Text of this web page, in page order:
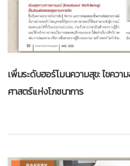
เพิ่มระดับฮอร์โมนความสุข: ไขคว
ศาสตร์แห่งโภชนาการ